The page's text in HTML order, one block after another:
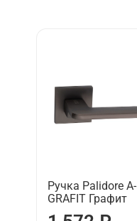
Ручка Palidore
GRAFIT Графит